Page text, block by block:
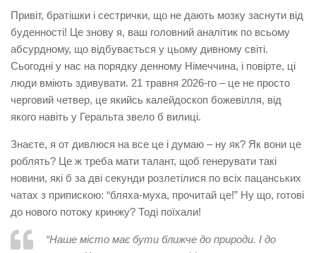
Привіт, братішки і сестрички, що не дають мозку заснути від
буденності! Це знову я, ваш головний аналітик по всьому
абсурдному, що відбувається у цьому дивному світі.
Сьогодні у нас на порядку денному Німеччина, і повірте, ці
люди вміють здивувати. 21 травня 2026-го – це не просто
черговий четвер, це якийсь калейдоскоп божевілля, від
якого навіть у Геральта звело б вилиці.
Знаєте, я от дивлюся на все це і думаю – ну як? Як вони це
роблять? Це ж треба мати талант, щоб генерувати такі
новини, які б за дві секунди розлетілися по всіх пацанських
чатах з припискою: “бляха-муха, прочитай це!” Ну що, готові
до нового потоку кринжу? Тоді поїхали!
“Наше місто має бути ближче до природи. І до